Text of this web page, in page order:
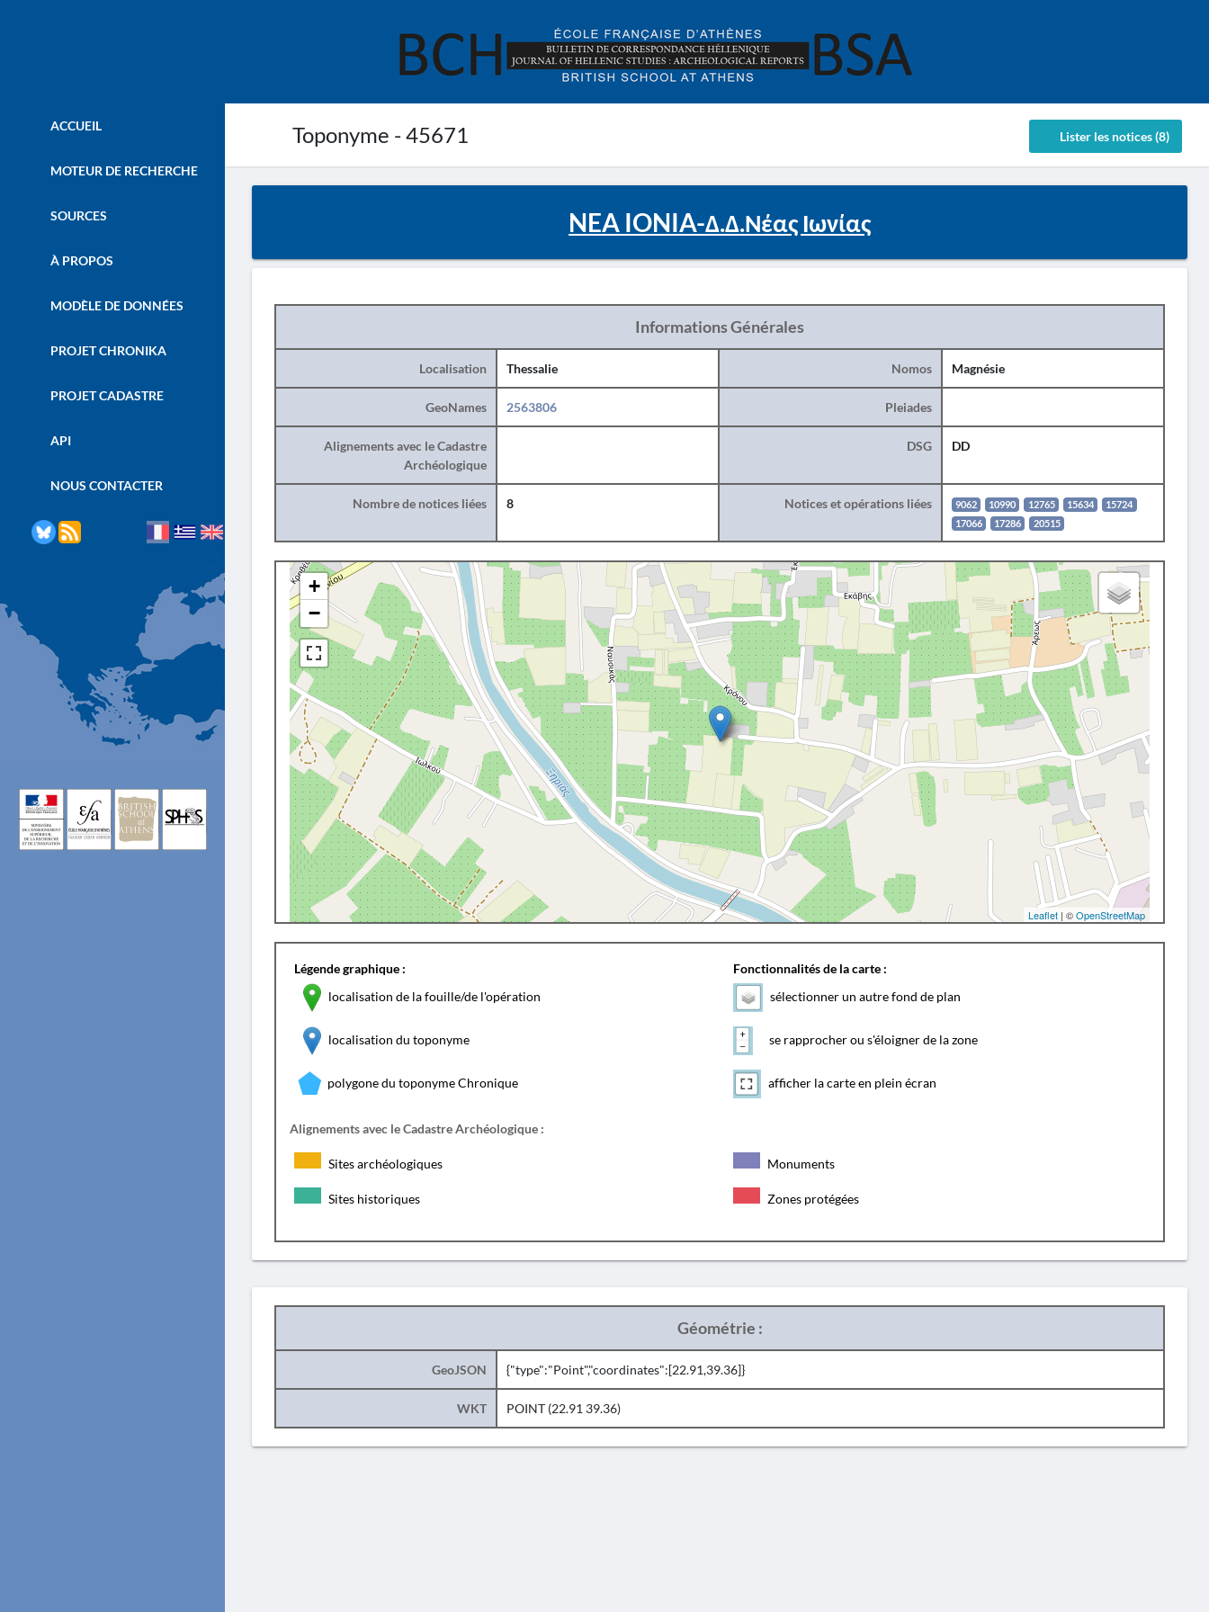
Toponyme - 45671 Lister les notices (8)
ACCUEIL
MOTEUR DE RECHERCHE
SOURCES
À PROPOS
MODÈLE DE DONNÉES
PROJET CHRONIKA
PROJET CADASTRE
API
NOUS CONTACTER
NEA IONIA-Δ.Δ.Νέας Ιωνίας
Informations Générales
Localisation Thessalie Nomos Magnésie
GeoNames 2563806 Pleiades
Alignements avec le Cadastre
Archéologique
DSG DD
Nombre de notices liées 8 Notices et opérations liées 9062 10990 12765 15634
15724
17066
17286 20515
+
−
Leaflet | ©OpenStreetMap
Légende graphique :
localisation de la fouille/de l'opération
localisation du toponyme
polygone du toponyme Chronique
Fonctionnalités de la carte :
sélectionner un autre fond de plan
se rapprocher ou s'éloigner de la zone
afficher la carte en plein écran
Alignements avec le Cadastre Archéologique :
Sites archéologiques Monuments
Sites historiques Zones protégées
Géométrie :
GeoJSON {"type":"Point","coordinates":[22.91,39.36]}
WKT POINT (22.91 39.36)